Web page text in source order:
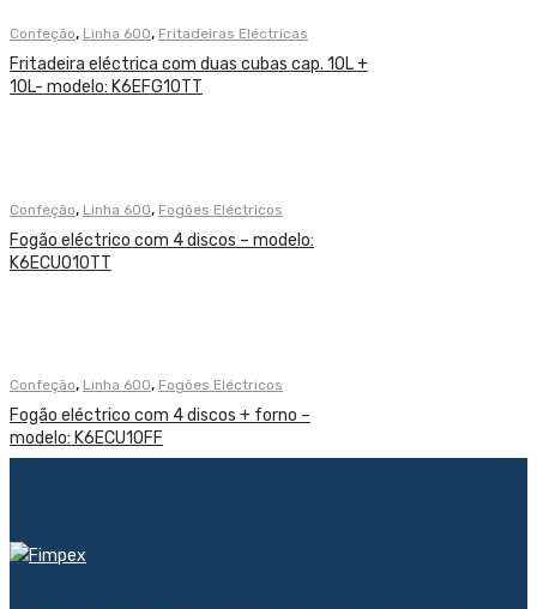
Confeção, Linha 600, Fritadeiras Eléctricas
Fritadeira eléctrica com duas cubas cap. 10L +
10L- modelo: K6EFG10TT
Confeção, Linha 600, Fogões Eléctricos
Fogão eléctrico com 4 discos – modelo:
K6ECU010TT
Confeção, Linha 600, Fogões Eléctricos
Fogão eléctrico com 4 discos + forno –
modelo: K6ECU10FF